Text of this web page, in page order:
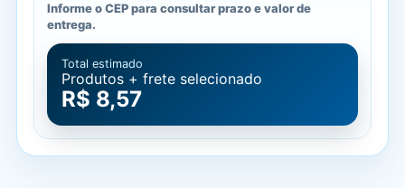
Informe o CEP para consultar prazo e valor de
entrega.
Total estimado
Produtos + frete selecionado
R$ 8,57